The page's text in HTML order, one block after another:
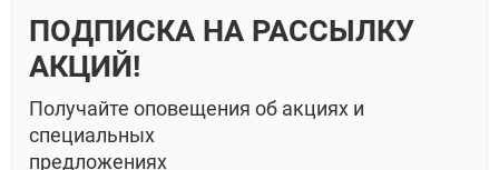
ПОДПИСКА НА РАССЫЛКУ
АКЦИЙ!
Получайте оповещения об акциях и
специальных
предложениях